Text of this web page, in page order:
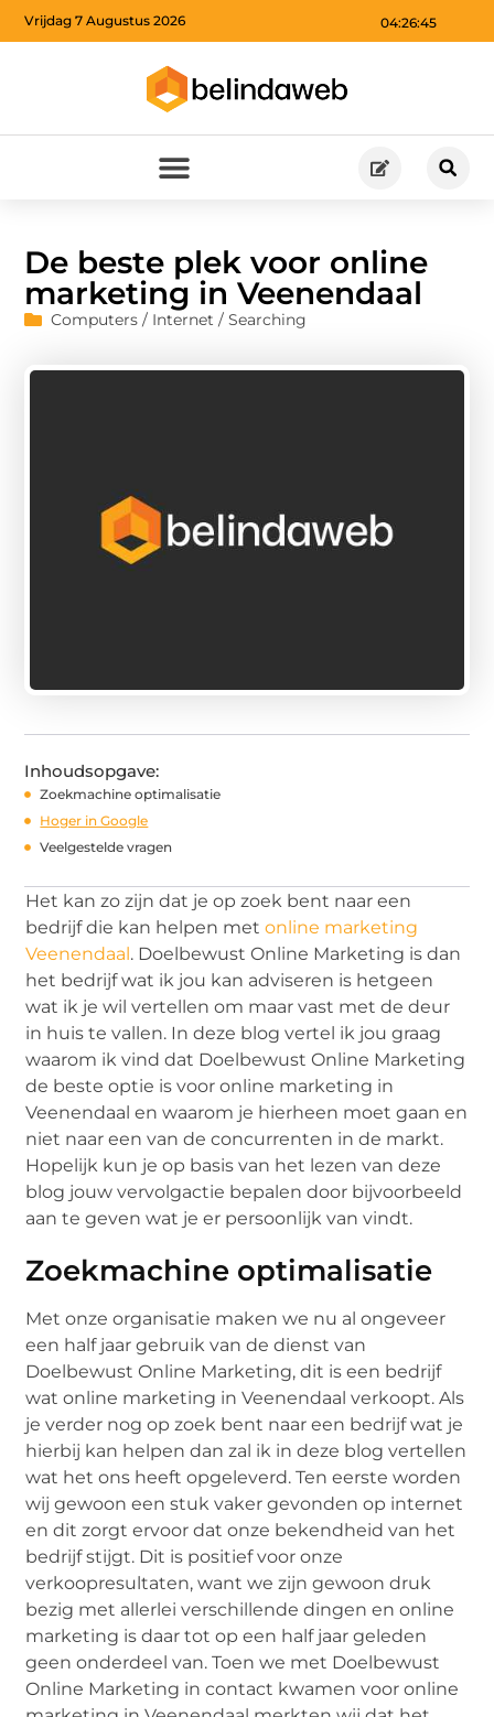
04:26:46
Vrijdag 7 Augustus 2026
De beste plek voor online
marketing in Veenendaal
Computers / Internet / Searching
Inhoudsopgave:
Zoekmachine optimalisatie
Hoger in Google
Veelgestelde vragen
Het kan zo zijn dat je op zoek bent naar een
bedrijf die kan helpen metonline marketing
Veenendaal. Doelbewust Online Marketing is dan
het bedrijf wat ik jou kan adviseren is hetgeen
wat ik je wil vertellen om maar vast met de deur
in huis te vallen. In deze blog vertel ik jou graag
waarom ik vind dat Doelbewust Online Marketing
de beste optie is voor online marketing in
Veenendaal en waarom je hierheen moet gaan en
niet naar een van de concurrenten in de markt.
Hopelijk kun je op basis van het lezen van deze
blog jouw vervolgactie bepalen door bijvoorbeeld
aan te geven wat je er persoonlijk van vindt.
Zoekmachine optimalisatie
Met onze organisatie maken we nu al ongeveer
een half jaar gebruik van de dienst van
Doelbewust Online Marketing, dit is een bedrijf
wat online marketing in Veenendaal verkoopt. Als
je verder nog op zoek bent naar een bedrijf wat je
hierbij kan helpen dan zal ik in deze blog vertellen
wat het ons heeft opgeleverd. Ten eerste worden
wij gewoon een stuk vaker gevonden op internet
en dit zorgt ervoor dat onze bekendheid van het
bedrijf stijgt. Dit is positief voor onze
verkoopresultaten, want we zijn gewoon druk
bezig met allerlei verschillende dingen en online
marketing is daar tot op een half jaar geleden
geen onderdeel van. Toen we met Doelbewust
Online Marketing in contact kwamen voor online